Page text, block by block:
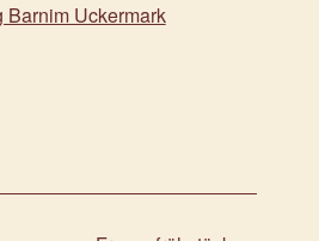
Barnim Uckermark